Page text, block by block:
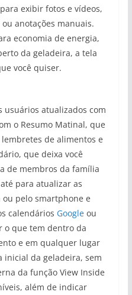
exibir fotos e vídeos,
anotações manuais.
economia de energia,
da geladeira, a tela
você quiser.
usuários atualizados com
o Resumo Matinal, que
de alimentos e
que deixa você
de membros da família
para atualizar as
pelo smartphone e
calendários Googleou
o que tem dentro da
e em qualquer lugar
inicial da geladeira, sem
da função View Inside
além de indicar